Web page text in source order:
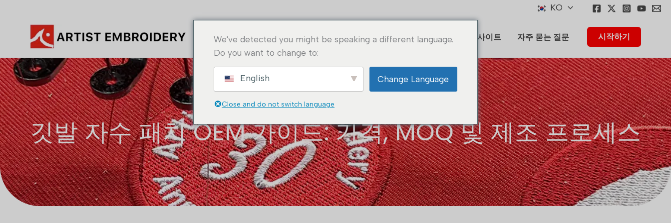
건
너
뛰
기
KO
홈 정보 애플리케이션 솔루션 주문 방법 인사이트 자주 묻는 질문 시작하기
깃발 자수 패치 OEM 가이드: 가격, MOQ 및 제조 프로세스
We've detected you might be speaking a different language.
Do you want to change to:
English Change Language
Close and do not switch language